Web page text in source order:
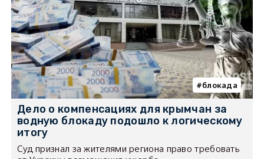
блокада
Дело о компенсациях для крымчан за
водную блокаду подошло к логическому
итогу
Суд признал за жителями региона право требовать